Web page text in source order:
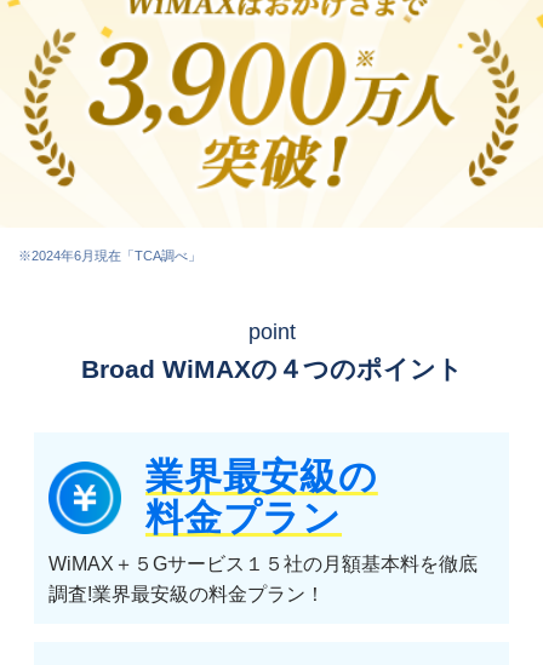
※2024年6月現在「TCA調べ」
point
Broad WiMAXの４つのポイント
業界最安級の
料金プラン
WiMAX＋５Gサービス１５社の月額基本料を徹底
調査!業界最安級の料金プラン！